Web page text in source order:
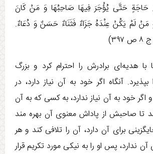
حَتَّی يُؤْجَرَ فِيهَا صَاحِبُهَا وَ مَنْ كَانَ
مَنْ لَمْ يَكُنْ عِنْدَهُ جَزَاءٌ فَثَنَاءٌ حَسَنٌ وَ دُعَاءٌ.
هديه‌‏ای برادرش را احترام كرد و بزرگ
آنگاه اگر خود به آن نياز دارد، در
خود به آن نياز ندارد، به کسی که به آن
تا صاحبش از پاداش معنوی آن بهره ‏مند
برای آن دارد، آن را تلافی كند و هر
ندارد، پس او را به نيكی مورد تکریم قرار